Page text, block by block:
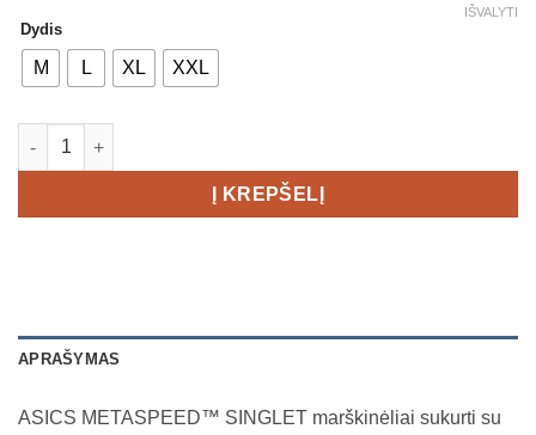
Dydis
M L XL XXL
IŠVALYTI
produkto kiekis: Asics METASPEED Singlet - Men's
Į KREPŠELĮ
APRAŠYMAS
ASICS METASPEED™ SINGLET marškinėliai sukurti su